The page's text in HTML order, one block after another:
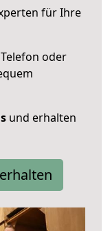
für Ihre
oder
und erhalten